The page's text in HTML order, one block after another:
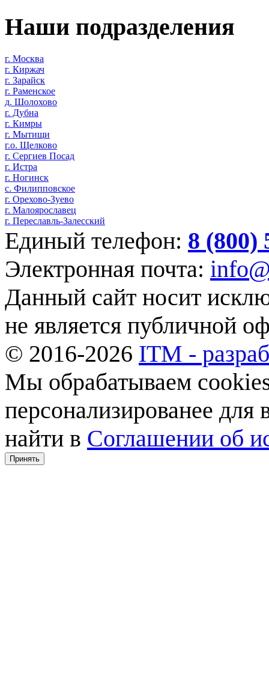
Наши подразделения
г. Москва
г. Киржач
г. Зарайск
г. Раменское
д. Шолохово
г. Дубна
г. Кимры
г. Мытищи
г.о. Щелково
г. Сергиев Посад
г. Истра
г. Ногинск
с. Филипповское
г. Орехово-Зуево
г. Малоярославец
г. Переславль-Залесский
Единый телефон: 8 (800)
Электронная почта:
Данный сайт носит
не является публичной
© 2016-2026 ITM -
Мы обрабатываем
персонализированее
найти в Соглашении об
Принять